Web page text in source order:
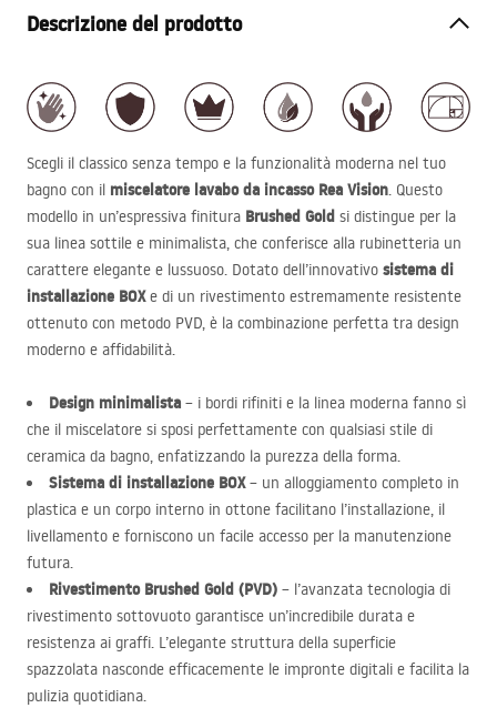
Descrizione del prodotto
Scegli il classico senza tempo e la funzionalità moderna nel tuo
bagno con il miscelatore lavabo da incasso Rea Vision. Questo
modello in un’espressiva finitura Brushed Gold si distingue per la
sua linea sottile e minimalista, che conferisce alla rubinetteria un
carattere elegante e lussuoso. Dotato dell’innovativo sistema di
installazione BOXe di un rivestimento estremamente resistente
ottenuto con metodo PVD, è la combinazione perfetta tra design
moderno e affidabilità.
Design minimalista – i bordi rifiniti e la linea moderna fanno sì
che il miscelatore si sposi perfettamente con qualsiasi stile di
ceramica da bagno, enfatizzando la purezza della forma.
Sistema di installazione BOX– un alloggiamento completo in
plastica e un corpo interno in ottone facilitano l’installazione, il
livellamento e forniscono un facile accesso per la manutenzione
futura.
Rivestimento Brushed Gold (PVD) – l’avanzata tecnologia di
rivestimento sottovuoto garantisce un’incredibile durata e
resistenza ai graffi. L’elegante struttura della superficie
spazzolata nasconde efficacemente le impronte digitali e facilita la
pulizia quotidiana.